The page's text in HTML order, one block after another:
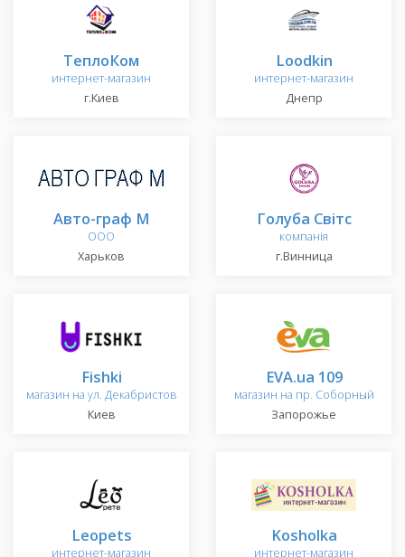
ТеплоКом
интернет-магазин
г.Киев
Loodkin
интернет-магазин
Днепр
Авто-граф М
ООО
Харьков
Голуба Світс
компанія
г.Винница
Fishki
магазин на ул. Декабристов
Киев
EVA.ua 109
магазин на пр. Соборный
Запорожье
Leopets
интернет-магазин
Kosholka
интернет-магазин